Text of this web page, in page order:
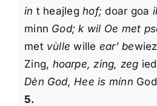
in t heajleghof; doar goa
minn God; k wil Oe met
met vùlle wille ear’ be
Zing, hoarpe, zing, zeg
Dèn God, Hee is mínn
5.